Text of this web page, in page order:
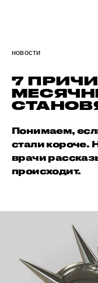
новости
7
Понимаем,
стали короче.
врачи
происходит.